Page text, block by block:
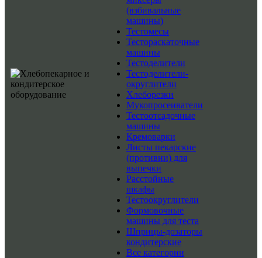
(взбивальные
машины)
Тестомесы
Тестораскаточные
машины
Тестоделители
Тестоделители-
округлители
Хлеборезки
Мукопросеиватели
Тестоотсадочные
машины
Кремоварки
Листы пекарские
(противни) для
выпечки
Расстойные
шкафы
Тестоокруглители
Формовочные
машины для теста
Шприцы-дозаторы
кондитерские
Все категории